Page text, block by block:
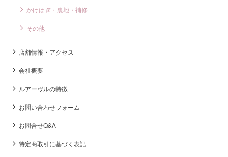
かけはぎ・裏地・補修
その他
店舗情報・アクセス
会社概要
ルアーヴルの特徴
お問い合わせフォーム
お問合せQ&A
特定商取引に基づく表記